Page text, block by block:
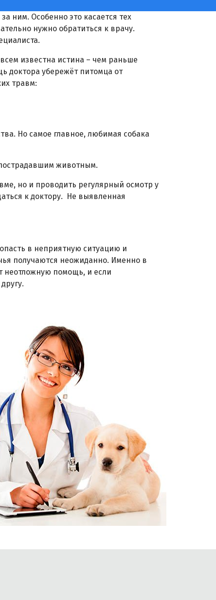
ним. Особенно это касается тех
нужно обратиться к врачу.
известна истина – чем раньше
доктора убережёт питомца от
травм:
Но самое главное, любимая собака
животным.
но и проводить регулярный осмотр у
к доктору. Не выявленная
в неприятную ситуацию и
получаются неожиданно. Именно в
неотложную помощь, и если